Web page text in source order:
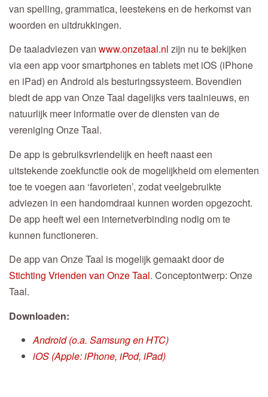
van spelling, grammatica, leestekens en de herkomst van
woorden en uitdrukkingen.
De taaladviezen van www.onzetaal.nl zijn nu te bekijken
via een app voor smartphones en tablets met iOS (iPhone
en iPad) en Android als besturingssysteem. Bovendien
biedt de app van Onze Taal dagelijks vers taalnieuws, en
natuurlijk meer informatie over de diensten van de
vereniging Onze Taal.
De app is gebruiksvriendelijk en heeft naast een
uitstekende zoekfunctie ook de mogelijkheid om elementen
toe te voegen aan ‘favorieten’, zodat veelgebruikte
adviezen in een handomdraai kunnen worden opgezocht.
De app heeft wel een internetverbinding nodig om te
kunnen functioneren.
De app van Onze Taal is mogelijk gemaakt door de
Stichting Vrienden van Onze Taal. Conceptontwerp: Onze
Taal.
Downloaden:
Android (o.a. Samsung en HTC)
iOS (Apple: iPhone, iPod, iPad)